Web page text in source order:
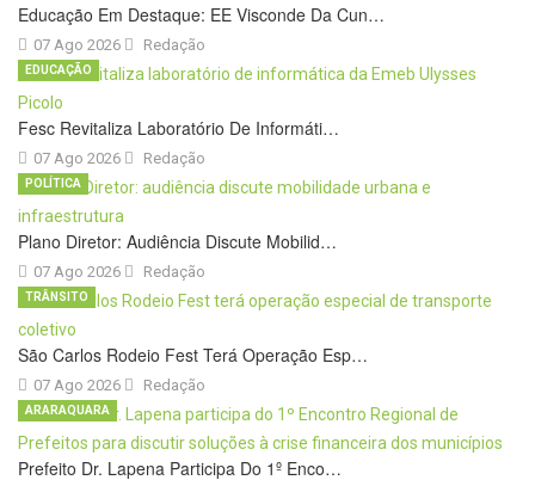
Educação Em Destaque: EE Visconde Da Cun…
07 Ago 2026 Redação
Fesc Revitaliza Laboratório De Informáti…
07 Ago 2026
EDUCAÇÃO
Redação
Plano Diretor: Audiência Discute Mobilid…
07 Ago 2026
POLÍTICA
Redação
São Carlos Rodeio Fest Terá Operação Esp…
07 Ago 2026
TRÂNSITO
Redação
Prefeito Dr. Lapena Participa Do 1º Enco…
ARARAQUARA